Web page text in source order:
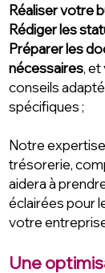
Réaliser votre
Rédiger les
Préparer les
nécessaires,
conseils
spécifiques ;
Notre
trésorerie,
aidera à
éclairées pour
votre
Une